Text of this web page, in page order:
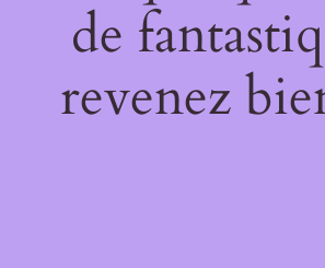
de
revenez